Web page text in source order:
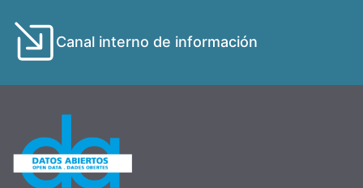
Canal interno de información